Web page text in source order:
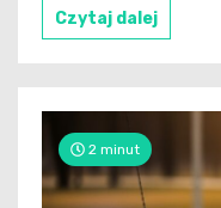
Czytaj dalej
2 minut